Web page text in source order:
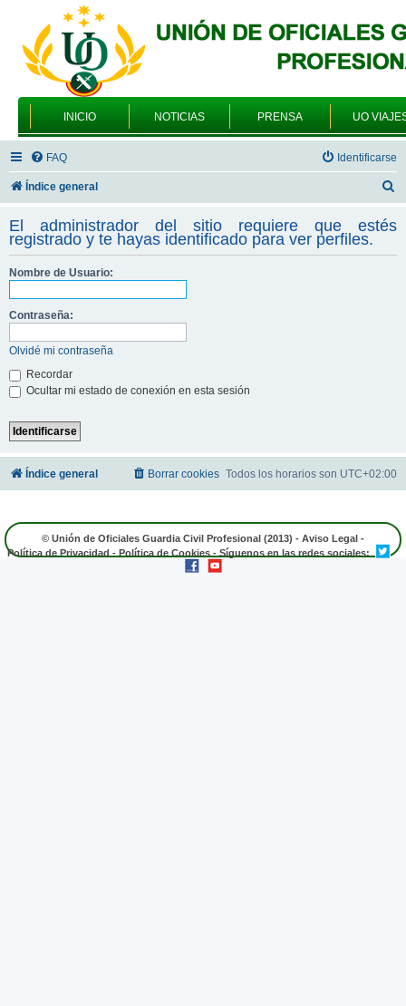
INICIO NOTICIAS PRENSA UO
FAQ Identificarse
Índice general
s
c
El administrador del sitio requiere que estés
registrado y te hayas identificado para ver perfiles.
Nombre de Usuario:
Contraseña:
Olvidé mi contraseña
Recordar
Ocultar mi estado de conexión en esta sesión
Índice general Todos los horarios son UTC+02:00
Borrar cookies
© Unión de Oficiales Guardia Civil Profesional (2013) - Aviso Legal -
Política de Privacidad - Política de Cookies - Síguenos en las redes sociales: